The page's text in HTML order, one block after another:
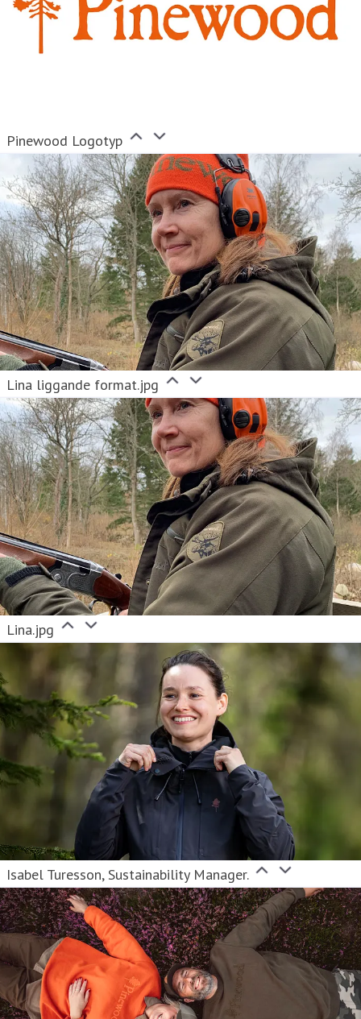
Pinewood Logotyp
Lina liggande format.jpg
Lina.jpg
Isabel Turesson, Sustainability Manager.